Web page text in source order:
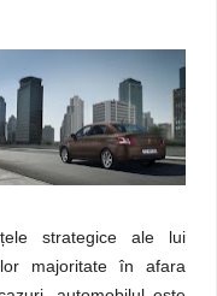
strategice ale lui
majoritate în afara